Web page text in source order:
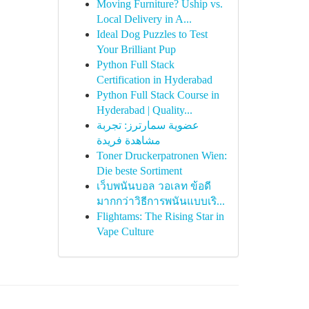
Moving Furniture? Uship vs.
Local Delivery in A...
Ideal Dog Puzzles to Test
Your Brilliant Pup
Python Full Stack
Certification in Hyderabad
Python Full Stack Course in
Hyderabad | Quality...
عضوية سمارترز: تجربة
مشاهدة فريدة
Toner Druckerpatronen Wien:
Die beste Sortiment
เว็บพนันบอล วอเลท ข้อดี
มากกว่าวิธีการพนันแบบเริ...
Flightams: The Rising Star in
Vape Culture